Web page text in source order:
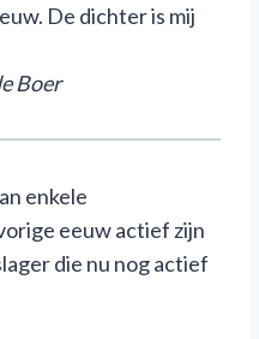
De dichter is mij
Boer
enkele
eeuw actief zijn
die nu nog actief